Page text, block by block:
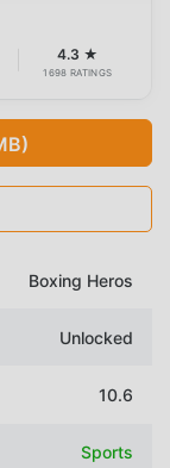
4.3 ★
1698 RATINGS
Boxing Heros
Unlocked
10.6
Sports